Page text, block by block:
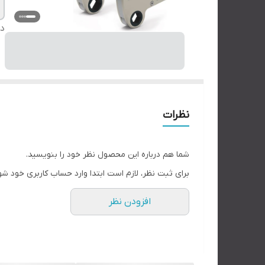
نظرات
شما هم درباره این محصول نظر خود را بنویسید.
برای ثبت نظر، لازم است ابتدا وارد حساب کاربری خود
افزودن نظر